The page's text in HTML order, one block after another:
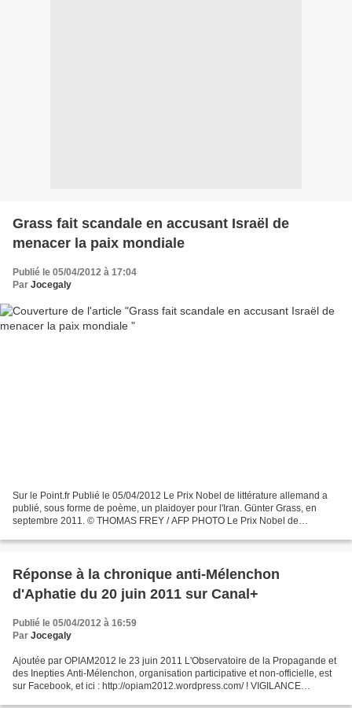
Grass fait scandale en accusant Israël de
menacer la paix mondiale
Publié le 05/04/2012 à 17:04
Par Jocegaly
Sur le Point.fr Publié le 05/04/2012 Le Prix Nobel de littérature allemand a
publié, sous forme de poème, un plaidoyer pour l'Iran. Günter Grass, en
septembre 2011. © THOMAS FREY / AFP PHOTO Le Prix Nobel de
Réponse à la chronique anti-Mélenchon
d'Aphatie du 20 juin 2011 sur Canal+
Publié le 05/04/2012 à 16:59
Par Jocegaly
Ajoutée par OPIAM2012 le 23 juin 2011 L'Observatoire de la Propagande et
des Inepties Anti-Mélenchon, organisation participative et non-officielle, est
sur Facebook, et ici : http://opiam2012.wordpress.com/ ! VIGILANCE